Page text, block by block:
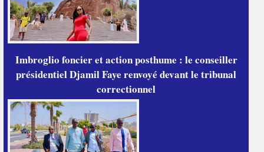
Imbroglio foncier et action posthume : le conseiller
présidentiel Djamil Faye renvoyé devant le tribunal
correctionnel